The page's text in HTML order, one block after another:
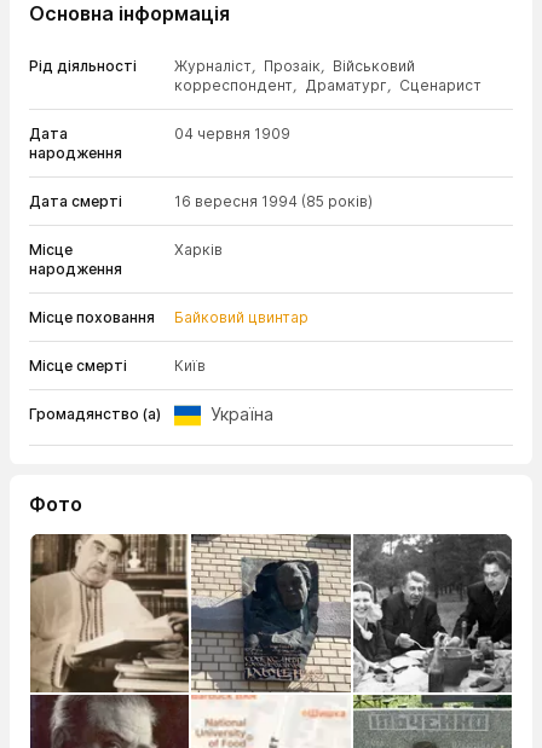
Основна інформація
Рід діяльності Журналіст, Прозаік, Військовий
корреспондент, Драматург, Сценарист
Дата
народження
04 червня 1909
Дата смерті 16 вересня 1994 (85 років)
Місце
народження
Харків
Місце поховання Байковий цвинтар
Місце смерті Київ
Громадянство (а) Україна
Фото